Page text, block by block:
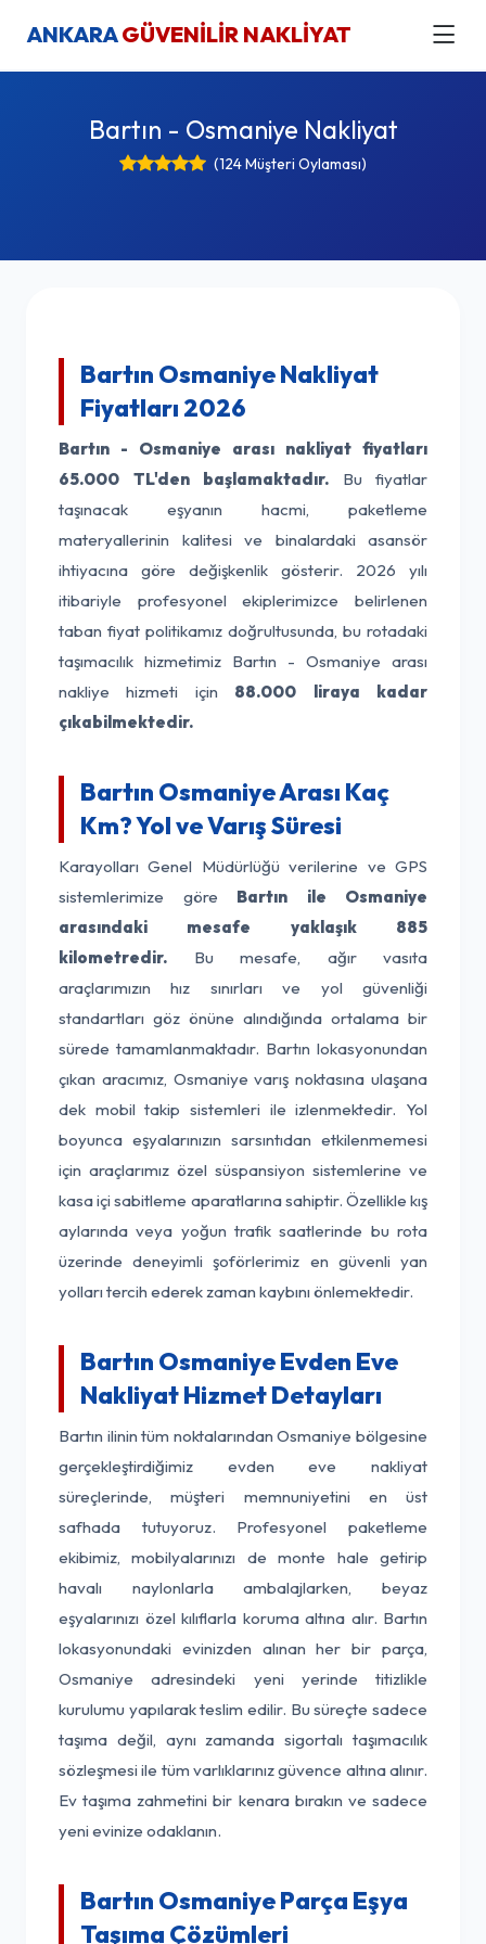
ANKARAGÜVENİLİR NAKLİYAT
Bartın - Osmaniye Nakliyat
(124 Müşteri Oylaması)
Bartın Osmaniye Nakliyat
Fiyatları 2026
Bartın - Osmaniye arası nakliyat fiyatları
65.000 TL'den başlamaktadır. Bu fiyatlar
taşınacak eşyanın hacmi, paketleme
materyallerinin kalitesi ve binalardaki asansör
ihtiyacına göre değişkenlik gösterir. 2026 yılı
itibariyle profesyonel ekiplerimizce belirlenen
taban fiyat politikamız doğrultusunda, bu rotadaki
taşımacılık hizmetimiz Bartın - Osmaniye arası
nakliye hizmeti için 88.000 liraya kadar
çıkabilmektedir.
Bartın Osmaniye Arası Kaç
Km? Yol ve Varış Süresi
Karayolları Genel Müdürlüğü verilerine ve GPS
sistemlerimize göre Bartın ile Osmaniye
arasındaki mesafe yaklaşık 885
kilometredir. Bu mesafe, ağır vasıta
araçlarımızın hız sınırları ve yol güvenliği
standartları göz önüne alındığında ortalama bir
sürede tamamlanmaktadır. Bartın lokasyonundan
çıkan aracımız, Osmaniye varış noktasına ulaşana
dek mobil takip sistemleri ile izlenmektedir. Yol
boyunca eşyalarınızın sarsıntıdan etkilenmemesi
için araçlarımız özel süspansiyon sistemlerine ve
kasa içi sabitleme aparatlarına sahiptir. Özellikle kış
aylarında veya yoğun trafik saatlerinde bu rota
üzerinde deneyimli şoförlerimiz en güvenli yan
yolları tercih ederek zaman kaybını önlemektedir.
Bartın Osmaniye Evden Eve
Nakliyat Hizmet Detayları
Bartın ilinin tüm noktalarından Osmaniye bölgesine
gerçekleştirdiğimiz evden eve nakliyat
süreçlerinde, müşteri memnuniyetini en üst
safhada tutuyoruz. Profesyonel paketleme
ekibimiz, mobilyalarınızı de monte hale getirip
havalı naylonlarla ambalajlarken, beyaz
eşyalarınızı özel kılıflarla koruma altına alır. Bartın
lokasyonundaki evinizden alınan her bir parça,
Osmaniye adresindeki yeni yerinde titizlikle
kurulumu yapılarak teslim edilir. Bu süreçte sadece
taşıma değil, aynı zamanda sigortalı taşımacılık
sözleşmesi ile tüm varlıklarınız güvence altına alınır.
Ev taşıma zahmetini bir kenara bırakın ve sadece
yeni evinize odaklanın.
Bartın Osmaniye Parça Eşya
Taşıma Çözümleri